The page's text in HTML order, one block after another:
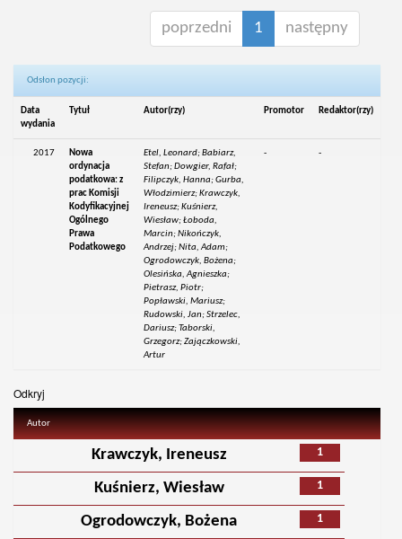
poprzedni 1 następny
Odsłon pozycji:
Data
wydania
Tytuł Autor(rzy) Promotor Redaktor(rzy)
2017
Nowa
ordynacja
podatkowa: z
prac Komisji
Kodyfikacyjnej
Ogólnego
Prawa
Podatkowego
Etel, Leonard; Babiarz,
Stefan; Dowgier, Rafał;
Filipczyk, Hanna; Gurba,
Włodzimierz; Krawczyk,
Ireneusz; Kuśnierz,
Wiesław; Łoboda,
Marcin; Nikończyk,
Andrzej; Nita, Adam;
Ogrodowczyk, Bożena;
Olesińska, Agnieszka;
Pietrasz, Piotr;
Popławski, Mariusz;
Rudowski, Jan; Strzelec,
Dariusz; Taborski,
Grzegorz; Zajączkowski,
Artur
- -
Odkryj
Autor
1
Krawczyk, Ireneusz
1
Kuśnierz, Wiesław
1
Ogrodowczyk, Bożena